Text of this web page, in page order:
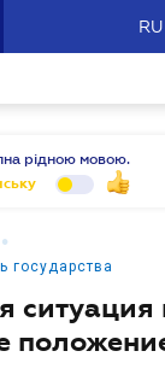
RU
рідною мовою.
•
государства
ситуация